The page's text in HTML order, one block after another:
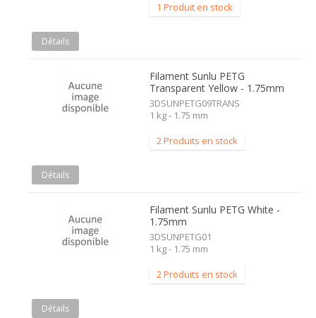
1 Produit en stock
Détails
Filament Sunlu PETG
Transparent Yellow - 1.75mm
3DSUNPETG09TRANS
1 kg - 1.75 mm
2 Produits en stock
Détails
Filament Sunlu PETG White -
1.75mm
3DSUNPETG01
1 kg - 1.75 mm
2 Produits en stock
Détails